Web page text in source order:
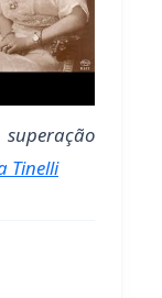
Tinelli